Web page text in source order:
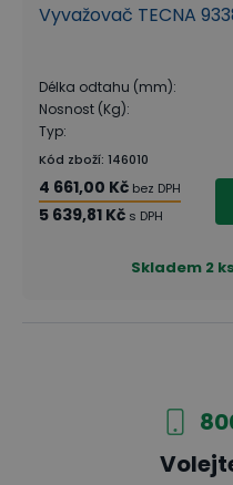
Vyvažovač TECNA
Délka odtahu (mm):
Nosnost (Kg):
Typ:
Kód zboží: 146010
4 661,00 Kč bez DPH
5 639,81 Kč s DPH
Skladem 2 ks